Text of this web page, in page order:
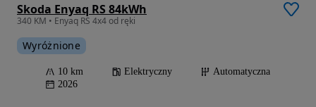
Skoda Enyaq RS 84kWh
340 KM • Enyaq RS 4x4 od ręki
Wyróżnione
10 km Elektryczny
Automatyczna
2026